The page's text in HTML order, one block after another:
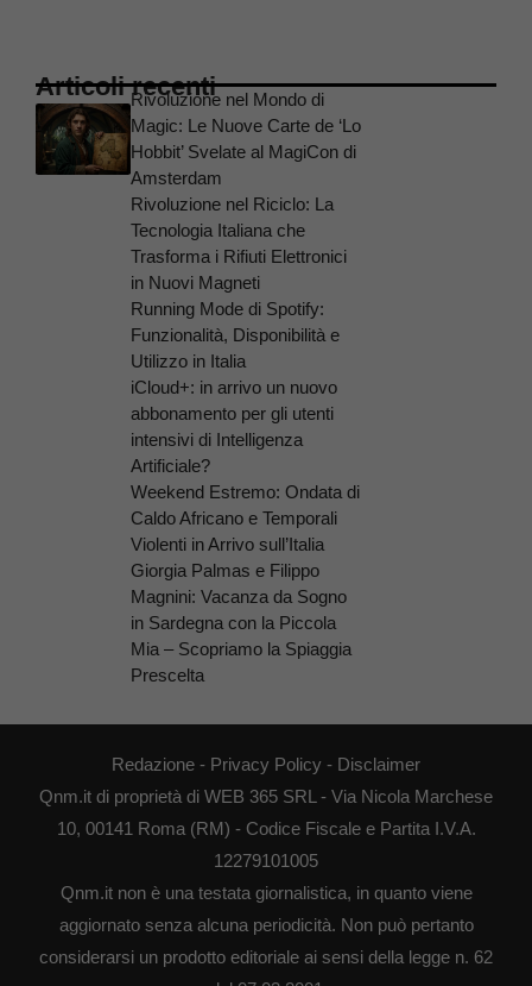
Articoli recentiRivoluzione nel Mondo di
Magic: Le Nuove Carte de ‘Lo
Hobbit’ Svelate al MagiCon di
Amsterdam
Rivoluzione nel Riciclo: La
Tecnologia Italiana che
Trasforma i Rifiuti Elettronici
in Nuovi Magneti
Running Mode di Spotify:
Funzionalità, Disponibilità e
Utilizzo in Italia
iCloud+: in arrivo un nuovo
abbonamento per gli utenti
intensivi di Intelligenza
Artificiale?
Weekend Estremo: Ondata di
Caldo Africano e Temporali
Violenti in Arrivo sull’Italia
Giorgia Palmas e Filippo
Magnini: Vacanza da Sogno
in Sardegna con la Piccola
Mia – Scopriamo la Spiaggia
Prescelta
Redazione - Privacy Policy - Disclaimer
Qnm.it di proprietà di WEB 365 SRL - Via Nicola Marchese
10, 00141 Roma (RM) - Codice Fiscale e Partita I.V.A.
12279101005
Qnm.it non è una testata giornalistica, in quanto viene
aggiornato senza alcuna periodicità. Non può pertanto
considerarsi un prodotto editoriale ai sensi della legge n. 62